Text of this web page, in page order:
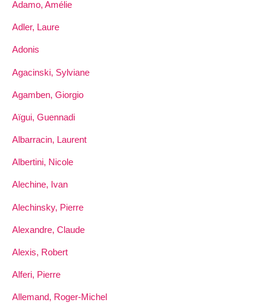
Adamo, Amélie
Adler, Laure
Adonis
Agacinski, Sylviane
Agamben, Giorgio
Aïgui, Guennadi
Albarracin, Laurent
Albertini, Nicole
Alechine, Ivan
Alechinsky, Pierre
Alexandre, Claude
Alexis, Robert
Alferi, Pierre
Allemand, Roger-Michel